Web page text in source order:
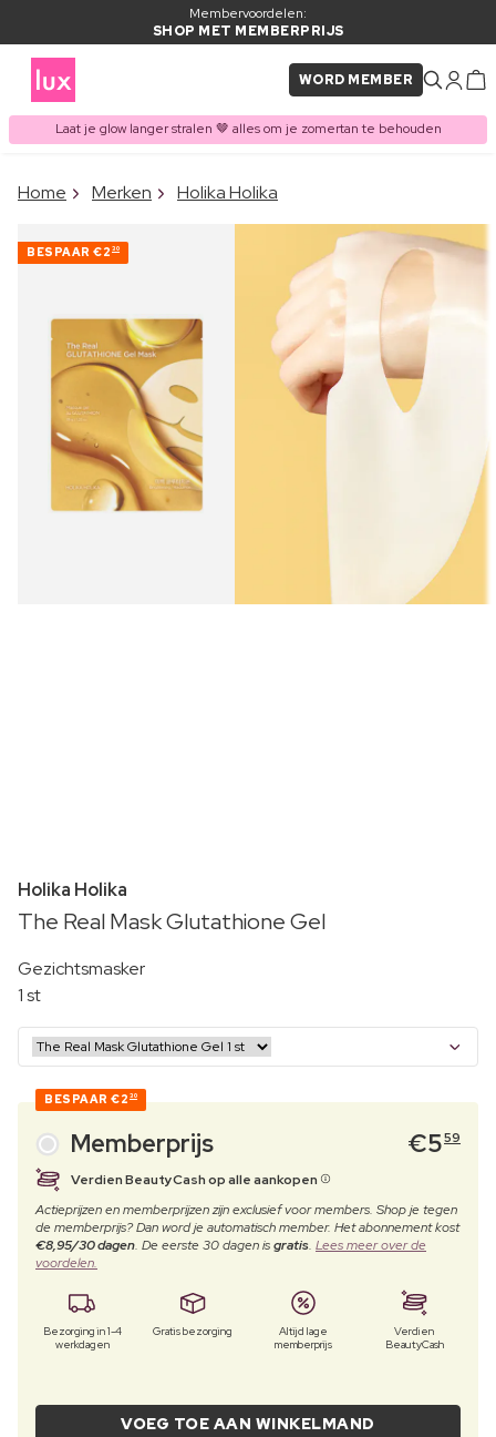
Membervoordelen:
SHOP MET MEMBERPRIJS
WORD MEMBER
Laat je glow langer stralen 🤎 alles om je zomertan te behouden
ITEM TOEGEVOEGD AAN
WINKELMAND
Home Merken Holika Holika
BESPAAR €2 30
Holika Holika
The Real Mask Glutathione Gel
Gezichtsmasker
1 st
BESPAAR €2 30
Memberprijs €559
Verdien BeautyCash op alle aankopen
Actieprijzen en memberprijzen zijn exclusief voor members. Shop je tegen
de memberprijs? Dan word je automatisch member. Het abonnement kost
€8,95/30 dagen. De eerste 30 dagen isgratis. Lees meer over de
voordelen.
Bezorging in 1-4
werkdagen
Gratis bezorging
Altijd lage
memberprijs
Verdien
BeautyCash
VOEG TOE AAN WINKELMAND